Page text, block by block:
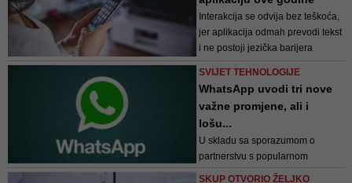
svijetu u obliku tornja „Smog Free
Tower“ uskoro dolazi u poljski
Krakov gdje će primjenom
ionizacijske tehnologije rješavati
probleme gradskog...
Interakcija se odvija bez teškoća,
jer aplikacija odmah prevodi tekst
i ne postoji jezička barijera
SVIJET TEHNOLOGIJE
WhatsApp uvodi tri nove
važne promjene, ali i
lošu...
U skladu sa sporazumom o
partnerstvu s popularnom
aplikacijom Any.do postignutom
SKUP OTVORIO ŽELJKO